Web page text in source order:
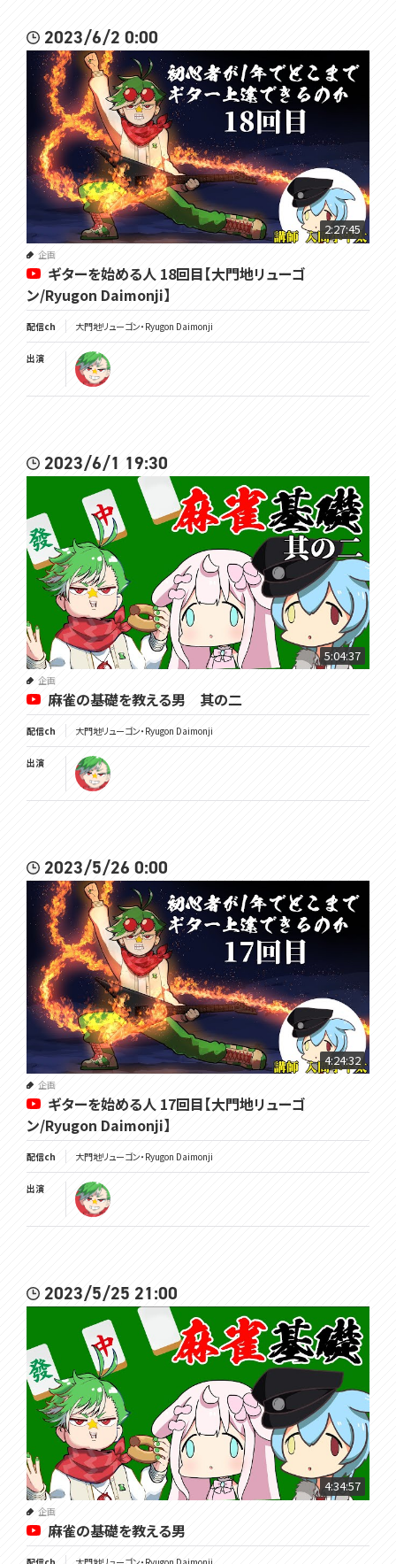
2023/6/2 0:00
2:27:45
企画
ギターを始める人 18回目【大門地リューゴ
ン/Ryugon Daimonji】
配信ch 大門地リューゴン・Ryugon Daimonji
出演
2023/6/1 19:30
5:04:37
企画
麻雀の基礎を教える男 其の二
配信ch 大門地リューゴン・Ryugon Daimonji
出演
2023/5/26 0:00
4:24:32
企画
ギターを始める人 17回目【大門地リューゴ
ン/Ryugon Daimonji】
配信ch 大門地リューゴン・Ryugon Daimonji
出演
2023/5/25 21:00
4:34:57
企画
麻雀の基礎を教える男
配信ch 大門地リューゴン・Ryugon Daimonji